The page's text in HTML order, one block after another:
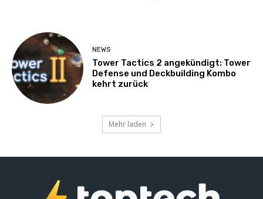
NEWS
Tower Tactics 2 angekündigt: Tower
Defense und Deckbuilding Kombo
kehrt zurück
Mehr laden